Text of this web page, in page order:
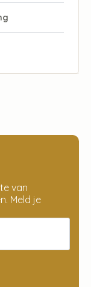
van
Meld je